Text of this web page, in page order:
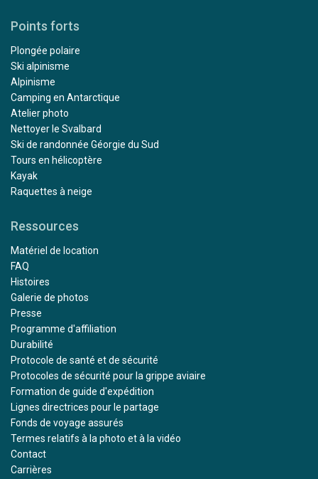
Points forts
Plongée polaire
Ski alpinisme
Alpinisme
Camping en Antarctique
Atelier photo
Nettoyer le Svalbard
Ski de randonnée Géorgie du Sud
Tours en hélicoptère
Kayak
Raquettes à neige
Ressources
Matériel de location
FAQ
Histoires
Galerie de photos
Presse
Programme d'affiliation
Durabilité
Protocole de santé et de sécurité
Protocoles de sécurité pour la grippe aviaire
Formation de guide d'expédition
Lignes directrices pour le partage
Fonds de voyage assurés
Termes relatifs à la photo et à la vidéo
Contact
Carrières